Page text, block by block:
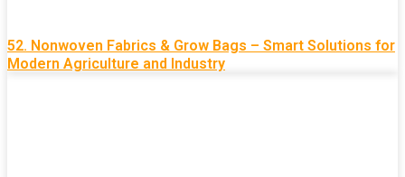
52. Nonwoven Fabrics & Grow Bags – Smart Solutions for
Modern Agriculture and Industry